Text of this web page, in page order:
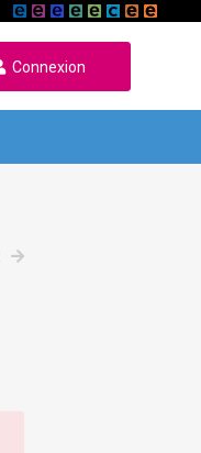
Connexion